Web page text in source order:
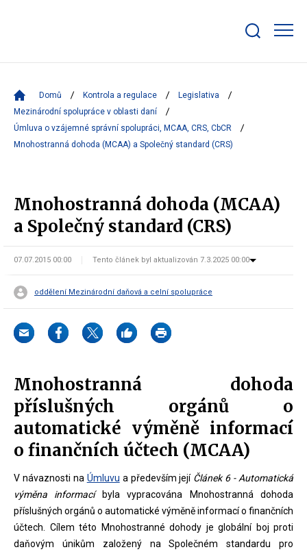
bar
Domů Kontrola a regulace
Legislativa
Mezinárodní spolupráce v oblasti daní
Úmluva o vzájemné správní spolupráci, MCAA, CRS, CbCR
Mnohostranná dohoda (MCAA) a Společný standard (CRS)
Mnohostranná dohoda (MCAA)
a Společný standard (CRS)
07.07.2015 00:00 Tento článek byl aktualizován 7.3.2025 00:00
oddělení Mezinárodní daňová a celní spolupráce
Mnohostranná dohoda
příslušných orgánů o
automatické výměně informací
o finančních účtech (MCAA)
V návaznosti na Úmluvu a především její Článek 6 - Automatická
výměna informacíbyla vypracována Mnohostranná dohoda
příslušných orgánů o automatické výměně informací o finančních
účtech. Cílem této Mnohostranné dohody je globální boj proti
daňovým únikům založený na Společném standardu pro